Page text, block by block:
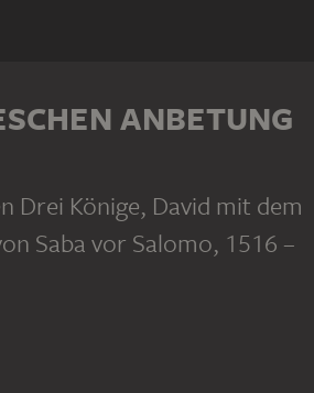
ANBETUNG
Drei Könige, David mit dem
Saba vor Salomo, 1516 –